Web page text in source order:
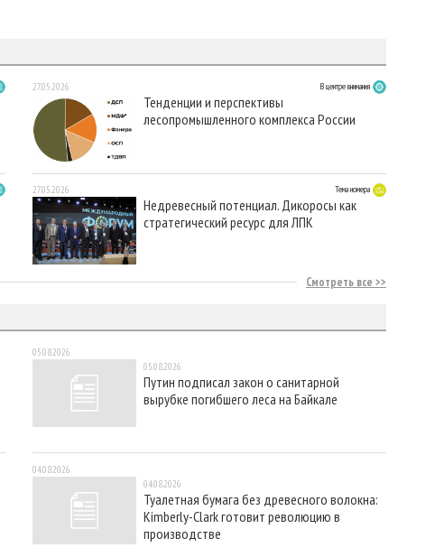
27.05.2026 В центре внимания
Тенденции и перспективы
лесопромышленного комплекса России
27.05.2026 Тема номера
Недревесный потенциал. Дикоросы как
стратегический ресурс для ЛПК
Смотреть все
05.08.2026
05.08.2026
Путин подписал закон о санитарной
вырубке погибшего леса на Байкале
04.08.2026
04.08.2026
Туалетная бумага без древесного волокна:
Kimberly-Clark готовит революцию в
производстве